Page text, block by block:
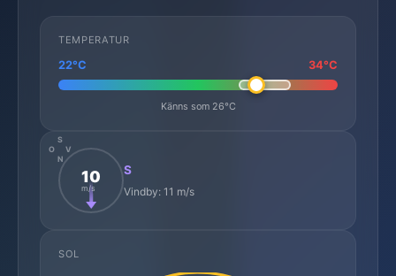
TEMPERATUR
22°C 34°C
Känns som 26°C
N
S
O
V
10
m/s
S
Vindby: 11 m/s
SOL